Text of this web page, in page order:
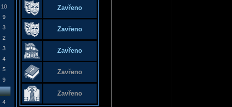
10
9
3
2
3
4
5
9
4
Zavřeno
Zavřeno
Zavřeno
Zavřeno
Zavřeno